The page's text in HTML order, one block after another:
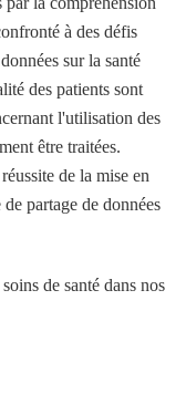
à des défis
sur la santé
des patients sont
l'utilisation des
être traitées.
de la mise en
partage de données
de santé dans nos